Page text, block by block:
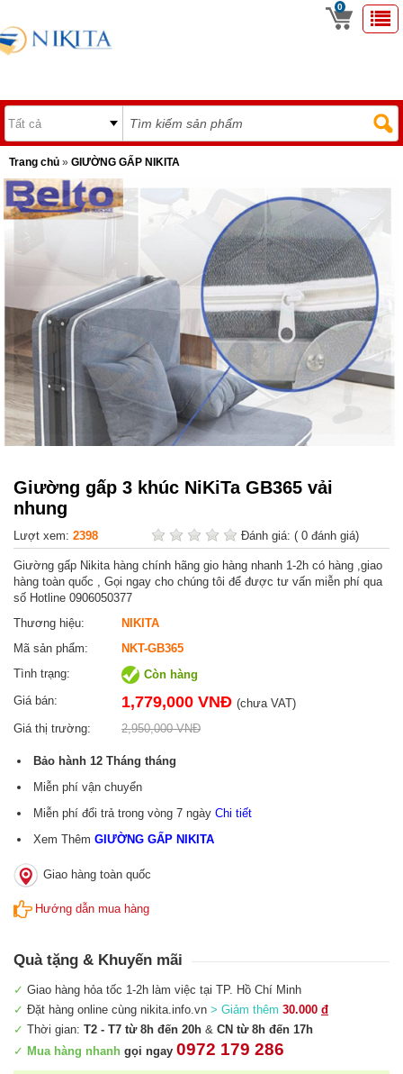
0
Trang chủ » GIƯỜNG GẤP NIKITA
Giường gấp 3 khúc NiKiTa GB365 vải
nhung
Lượt xem: 2398 Đánh giá: ( 0 đánh giá)
Giường gấp Nikita hàng chính hãng gio hàng nhanh 1-2h có hàng ,giao
hàng toàn quốc , Gọi ngay cho chúng tôi để được tư vấn miễn phí qua
số Hotline 0906050377
Thương hiệu:
NIKITA
Mã sản phẩm:
NKT-GB365
Tình trạng:
Còn hàng
Giá bán:
1,779,000 VNĐ (chưa VAT)
Giá thị trường:
2,950,000 VNĐ
Bảo hành 12 Tháng tháng
Miễn phí vận chuyển
Miễn phí đổi trả trong vòng 7 ngày Chi tiết
Xem Thêm GIƯỜNG GẤP NIKITA
Giao hàng toàn quốc
Hướng dẫn mua hàng
Quà tặng & Khuyến mãi
✓ Giao hàng hỏa tốc 1-2h làm việc tại TP. Hồ Chí Minh
✓ Đặt hàng online cùng nikita.info.vn > Giảm thêm 30.000 đ
✓ Thời gian: T2 - T7 từ 8h đến 20h & CN từ 8h đến 17h
✓ Mua hàng nhanh gọi ngay 0972 179 286